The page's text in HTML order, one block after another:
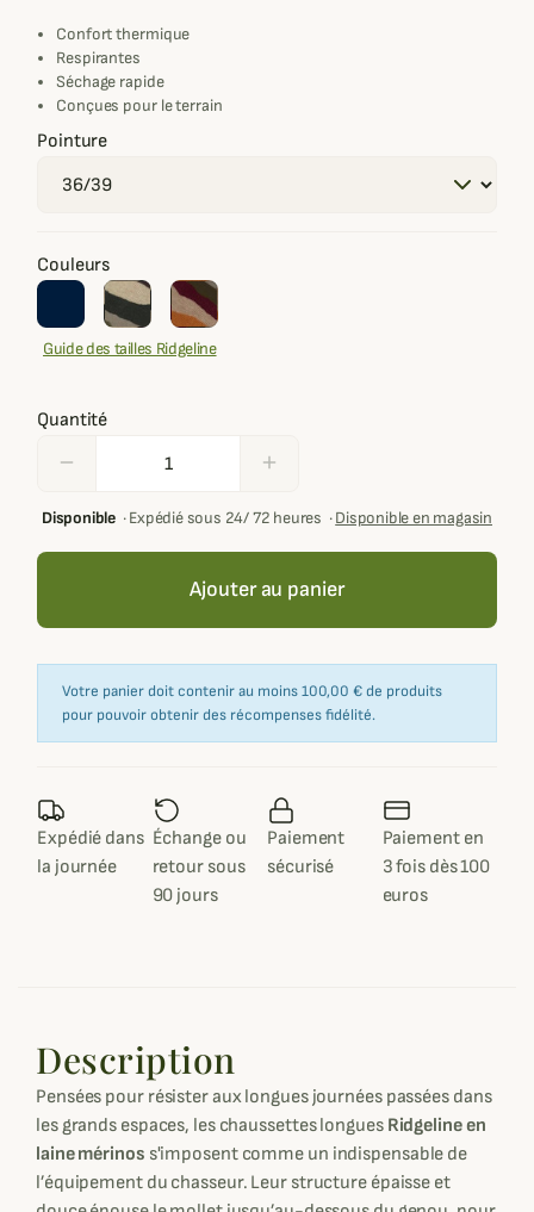
Confort thermique
Respirantes
Séchage rapide
Conçues pour le terrain
Pointure
Couleurs
Guide des tailles Ridgeline
Quantité
remove add
Disponible·Expédié sous 24/ 72 heures ·Disponible en magasin
Ajouter au panier
Votre panier doit contenir au moins 100,00 € de produits
pour pouvoir obtenir des récompenses fidélité.
Expédié dans
la journée
Échange ou
retour sous
90 jours
Paiement
sécurisé
Paiement en
3 fois dès 100
euros
Description
Pensées pour résister aux longues journées passées dans
les grands espaces, les chaussettes longues Ridgeline en
laine mérinos s'imposent comme un indispensable de
l’équipement du chasseur. Leur structure épaisse et